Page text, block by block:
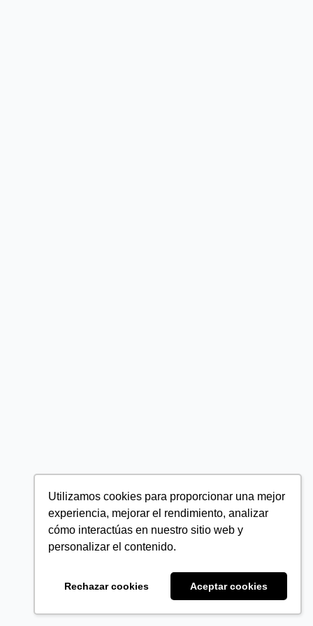
Utilizamos cookies para proporcionar una mejor
experiencia, mejorar el rendimiento, analizar
cómo interactúas en nuestro sitio web y
personalizar el contenido.
Rechazar cookies Aceptar cookies